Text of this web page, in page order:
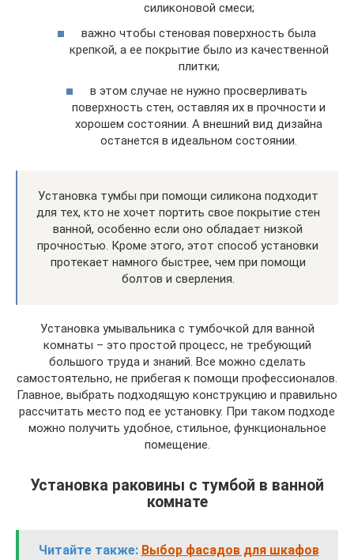
силиконовой смеси;
важно чтобы стеновая поверхность была
крепкой, а ее покрытие было из качественной
плитки;
в этом случае не нужно просверливать
поверхность стен, оставляя их в прочности и
хорошем состоянии. А внешний вид дизайна
останется в идеальном состоянии.
Установка тумбы при помощи силикона подходит
для тех, кто не хочет портить свое покрытие стен
ванной, особенно если оно обладает низкой
прочностью. Кроме этого, этот способ установки
протекает намного быстрее, чем при помощи
болтов и сверления.
Установка умывальника с тумбочкой для ванной
комнаты – это простой процесс, не требующий
большого труда и знаний. Все можно сделать
самостоятельно, не прибегая к помощи профессионалов.
Главное, выбрать подходящую конструкцию и правильно
рассчитать место под ее установку. При таком подходе
можно получить удобное, стильное, функциональное
помещение.
Установка раковины с тумбой в ванной
комнате
Читайте также: Выбор фасадов для шкафов